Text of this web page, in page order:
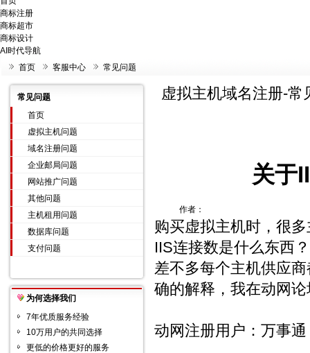
商标注册
商标超市
商标设计
AI时代导航
首页
客服中心 常见问题
常见问题
首页
虚拟主机问题
域名注册问题
企业邮局问题
网站推广问题
其他问题
主机租用问题
数据库问题
支付问题
为何选择我们
7年优质服务经验
10万用户的共同选择
更低的价格更好的服务
虚拟主机域名注册-常
关于
作者：
购买虚拟主机时，很
IIS连接数是什么东西
差不多每个主机供应
确的解释，我在动网
动网注册用户：万事通